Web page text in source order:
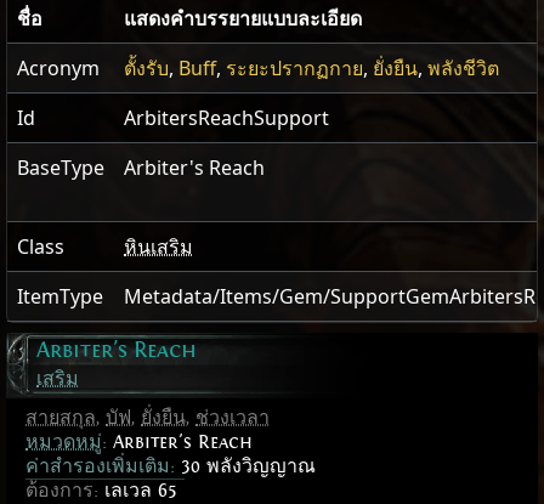
ชื่อ
แสดงคำบรรยายแบบละเอียด
Acronym
ตั้งรับ, Buff, ระยะปรากฏกาย, ยั่งยืน, พลังชีวิต
Id
ArbitersReachSupport
BaseType
Arbiter's Reach
Class
หินเสริม
ItemType
Metadata/Items/Gem/
Arbiter's Reach
เสริม
สายสกุล, บัฟ, ยั่งยืน, ช่วงเวลา
หมวดหมู่: Arbiter's Reach
ค่าสำรองเพิ่มเติม: 30 พลังวิญญาณ
ต้องการ: เลเวล 65